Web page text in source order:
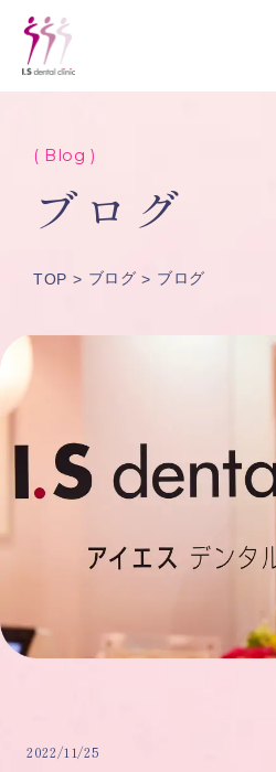
( Blog )
ブログ
TOP ブログ ブログ
2022/11/25